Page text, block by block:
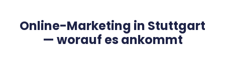
Online-Marketing in Stuttgart
— worauf es ankommt